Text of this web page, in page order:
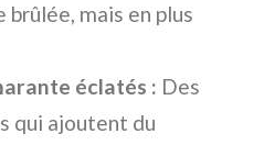
brûlée, mais en plus
éclatés : Des
qui ajoutent du